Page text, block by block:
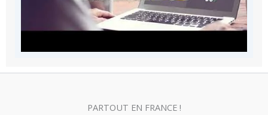
PARTOUT EN FRANCE !